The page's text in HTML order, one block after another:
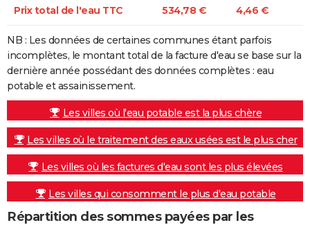
Prix total de l'eau TTC 534,78 € 4,46 €
NB : Les données de certaines communes étant parfois
incomplètes, le montant total de la facture d'eau se base sur la
dernière année possédant des données complètes : eau
potable et assainissement.
Les villes où l'eau potable est la plus chère
Les villes où le traitement des eaux usées est le plus cher
Les villes où les factures d'eau sont les plus élevées
Les villes qui consomment le plus d'eau potable
Répartition des sommes payées par les